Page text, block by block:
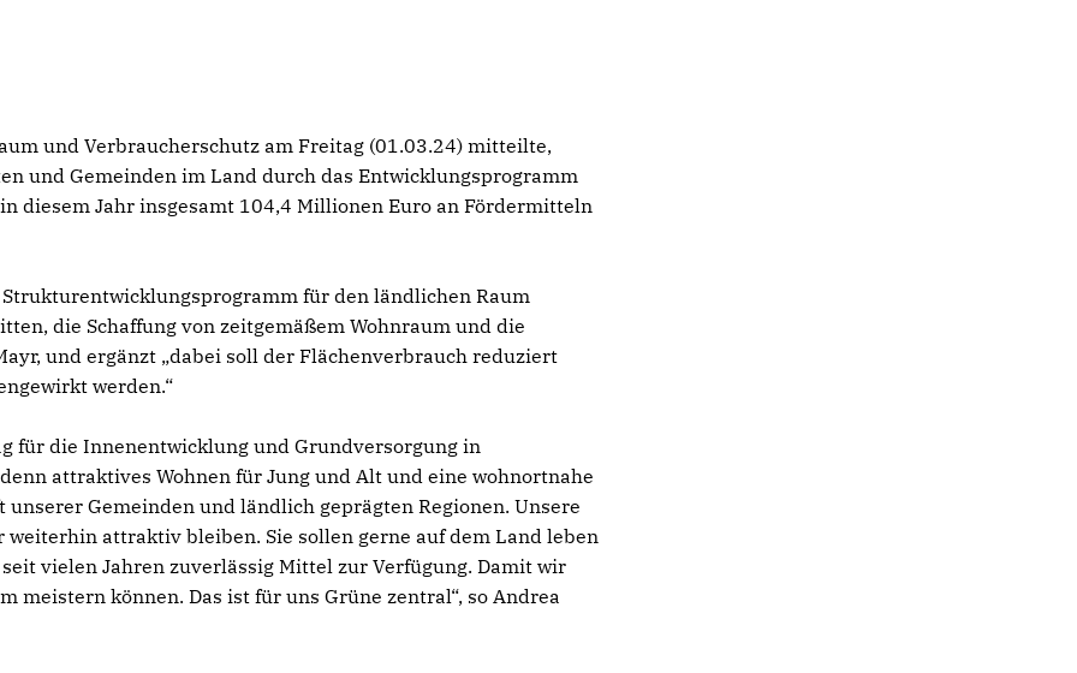
und Verbraucherschutz am Freitag (01.03.24) mitteilte,
und Gemeinden im Land durch das Entwicklungsprogramm
diesem Jahr insgesamt 104,4 Millionen Euro an Fördermitteln
für den ländlichen Raum
die Schaffung von zeitgemäßem Wohnraum und die
und ergänzt „dabei soll der Flächenverbrauch reduziert
werden.“
für die Innenentwicklung und Grundversorgung in
attraktives Wohnen für Jung und Alt und eine wohnortnahe
Gemeinden und ländlich geprägten Regionen. Unsere
attraktiv bleiben. Sie sollen gerne auf dem Land leben
vielen Jahren zuverlässig Mittel zur Verfügung. Damit wir
meistern können. Das ist für uns Grüne zentral“, so Andrea